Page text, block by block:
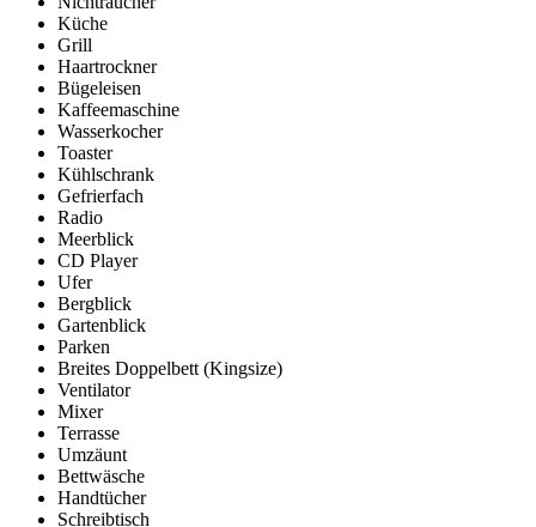
Küche
Grill
Haartrockner
Bügeleisen
Kaffeemaschine
Wasserkocher
Toaster
Kühlschrank
Gefrierfach
Radio
Meerblick
CD Player
Ufer
Bergblick
Gartenblick
Parken
Breites Doppelbett (Kingsize)
Ventilator
Mixer
Terrasse
Umzäunt
Bettwäsche
Handtücher
Schreibtisch